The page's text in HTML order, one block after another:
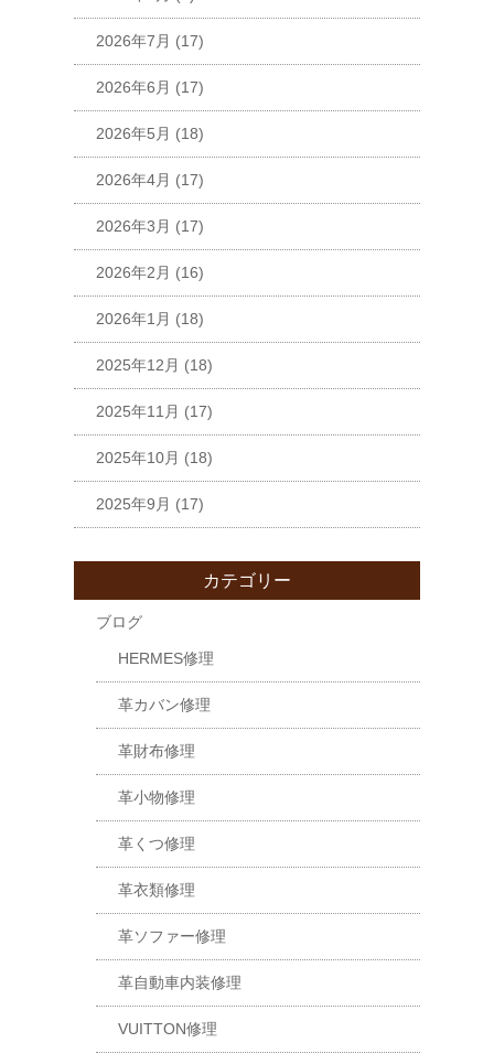
2026年7月 (17)
2026年6月 (17)
2026年5月 (18)
2026年4月 (17)
2026年3月 (17)
2026年2月 (16)
2026年1月 (18)
2025年12月 (18)
2025年11月 (17)
2025年10月 (18)
2025年9月 (17)
カテゴリー
ブログ
HERMES修理
革カバン修理
革財布修理
革小物修理
革くつ修理
革衣類修理
革ソファー修理
革自動車内装修理
VUITTON修理